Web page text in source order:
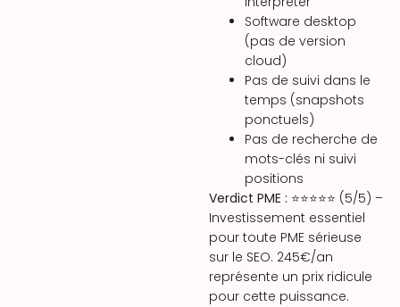
Software desktop
(pas de version
cloud)
Pas de suivi dans le
temps (snapshots
ponctuels)
Pas de recherche de
mots-clés ni suivi
positions
Verdict PME : ⭐⭐⭐⭐⭐ (5/5) –
Investissement essentiel
pour toute PME sérieuse
sur le SEO. 245€/an
représente un prix ridicule
pour cette puissance.